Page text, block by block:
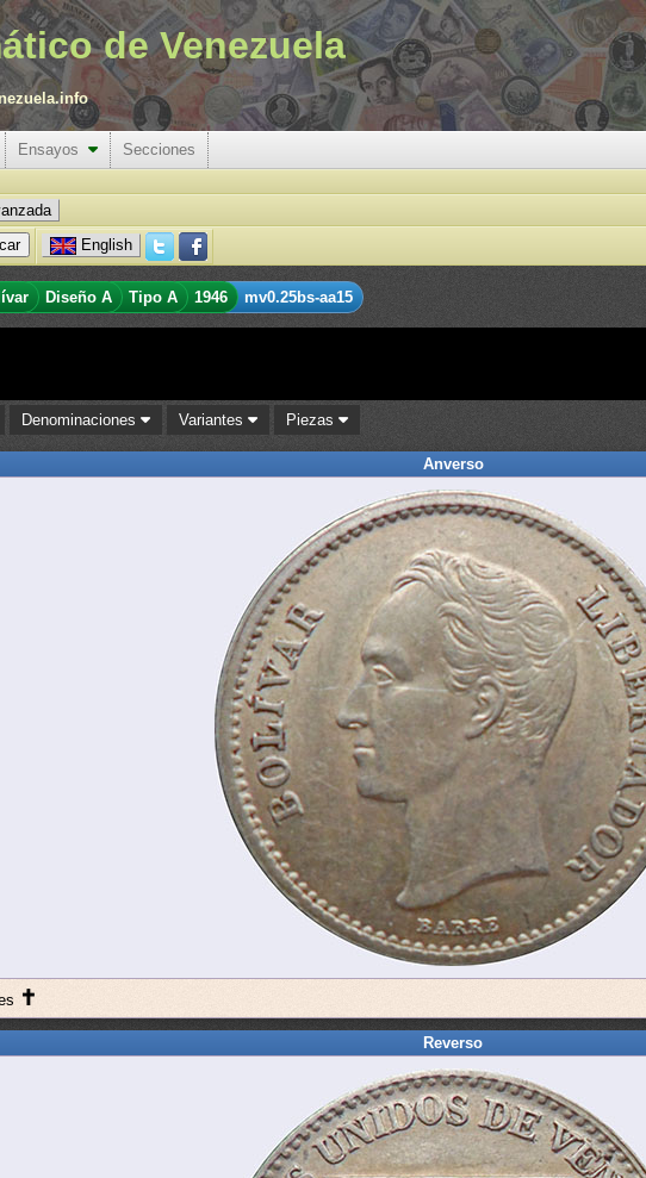
de Venezuela
Ensayos
Secciones
English
Diseño A Tipo A 1946 mv0.25bs-aa15
Denominaciones Variantes Piezas
Anverso
✝
Reverso